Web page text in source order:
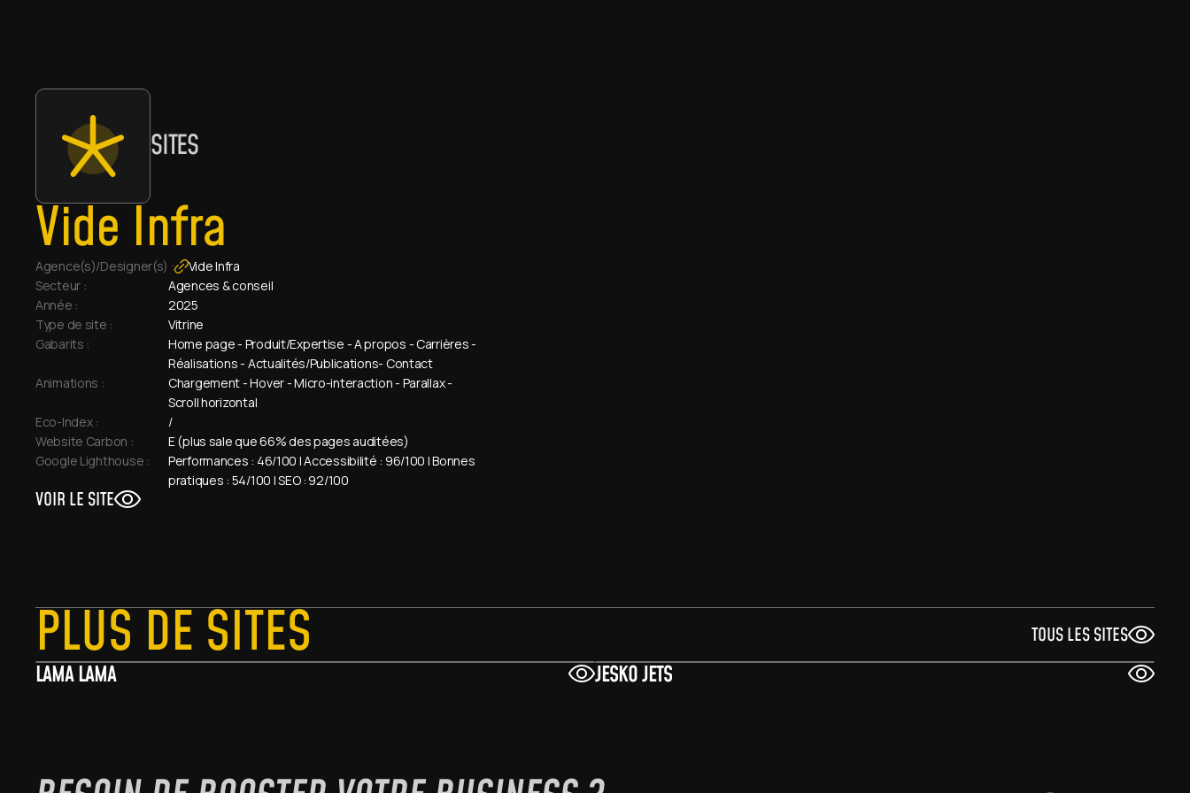
SITES
Vide Infra
Agence(s)/Designer(s) :
Vide Infra
Secteur :
Agences & conseil
Année :
2025
Type de site :
Vitrine
Gabarits :
Home page - Produit/Expertise - A propos - Carrières -
Réalisations - Actualités/Publications- Contact
Animations :
Chargement - Hover - Micro-interaction - Parallax -
Scroll horizontal
Eco-Index :
/
Website Carbon :
E (plus sale que 66% des pages auditées)
Google Lighthouse :
Performances : 46/100 | Accessibilité : 96/100 | Bonnes
pratiques : 54/100 | SEO : 92/100
VOIR LE SITE
PLUS DE SITES TOUS LES SITES
LAMA LAMA JESKO JETS